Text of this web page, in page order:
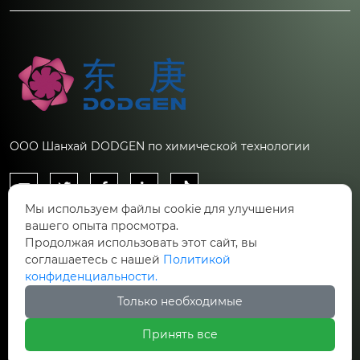
ООО Шанхай DODGEN по химической технологии
    
Контакты
 Китай, Шанхай, Новый район Пудун, улица
Фушань, д. 388. Корпус 27.
 ru.inquiries@chemdodgen.com
Мы используем файлы cookie для улучшения
вашего опыта просмотра.
Продолжая использовать этот сайт, вы
соглашаетесь с нашей Политикой
конфиденциальности.
Только необходимые
Принять все